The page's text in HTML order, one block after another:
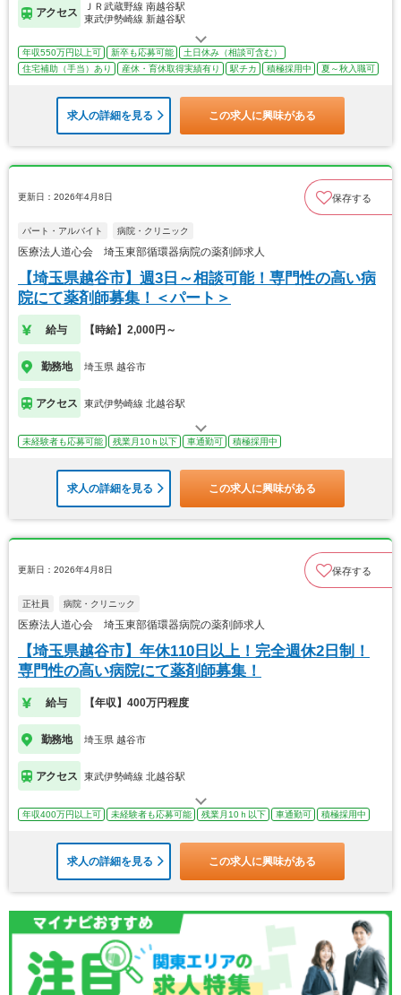
アクセス
ＪＲ武蔵野線 南越谷駅
東武伊勢崎線 新越谷駅
年収550万円以上可 新卒も応募可能
土日休み（相談可含む）
住宅補助（手当）あり
産休・育休取得実績有り 駅チカ 積極採用中 夏～秋入職可
求人の詳細を見る この求人に興味がある
更新日：2026年4月8日 保存する
パート・アルバイト 病院・クリニック
医療法人道心会 埼玉東部循環器病院の薬剤師求人
【埼玉県越谷市】週3日～相談可能！専門性の高い病
院にて薬剤師募集！＜パート＞
給与 【時給】2,000円～
勤務地 埼玉県 越谷市
アクセス 東武伊勢崎線 北越谷駅
未経験者も応募可能 残業月10ｈ以下 車通勤可 積極採用中
求人の詳細を見る この求人に興味がある
更新日：2026年4月8日 保存する
正社員 病院・クリニック
医療法人道心会 埼玉東部循環器病院の薬剤師求人
【埼玉県越谷市】年休110日以上！完全週休2日制！
専門性の高い病院にて薬剤師募集！
給与 【年収】400万円程度
勤務地 埼玉県 越谷市
アクセス 東武伊勢崎線 北越谷駅
年収400万円以上可 未経験者も応募可能 残業月10ｈ以下 車通勤可 積極採用中
求人の詳細を見る この求人に興味がある